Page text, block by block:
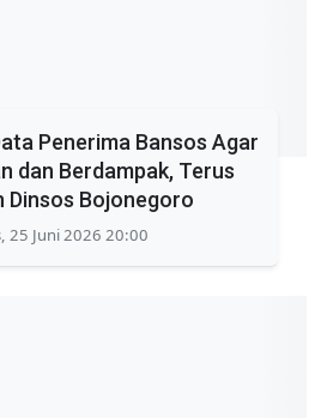
Penerima Bansos Agar
dan Berdampak, Terus
Dinsos Bojonegoro
25 Juni 2026 20:00